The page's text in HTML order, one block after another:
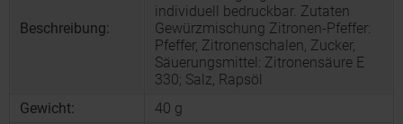
Beschreibung:
individuell bedruckbar. Zutaten
Gewürzmischung Zitronen-Pfeffer:
Pfeffer, Zitronenschalen, Zucker,
Säuerungsmittel: Zitronensäure E
330; Salz, Rapsöl
Gewicht:
40 g